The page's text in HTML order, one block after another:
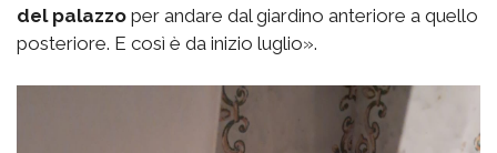
del palazzo per andare dal giardino anteriore a quello
posteriore. E così è da inizio luglio».